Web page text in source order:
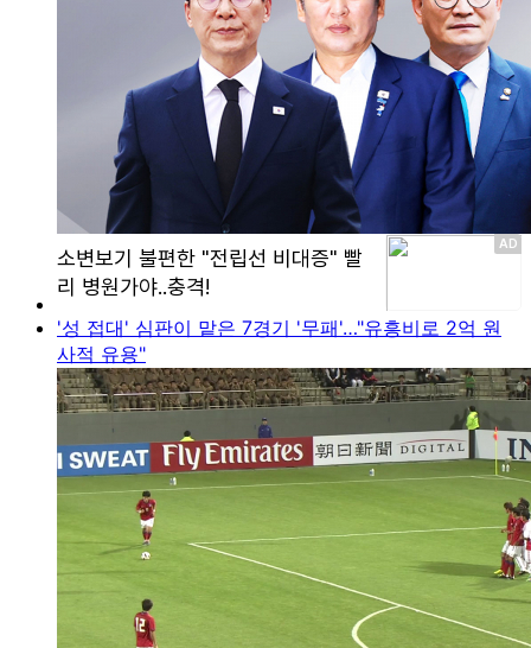
'성 접대' 심판이 맡은 7경기 '무패'…"유흥비로 2억 원
사적 유용"